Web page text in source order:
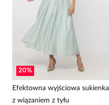
20%
Efektowna wyjściowa sukienka
z wiązaniem z tyłu